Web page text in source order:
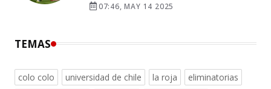
07:46, MAY 14 2025
TEMAS
colo colo universidad de chile la roja
eliminatorias